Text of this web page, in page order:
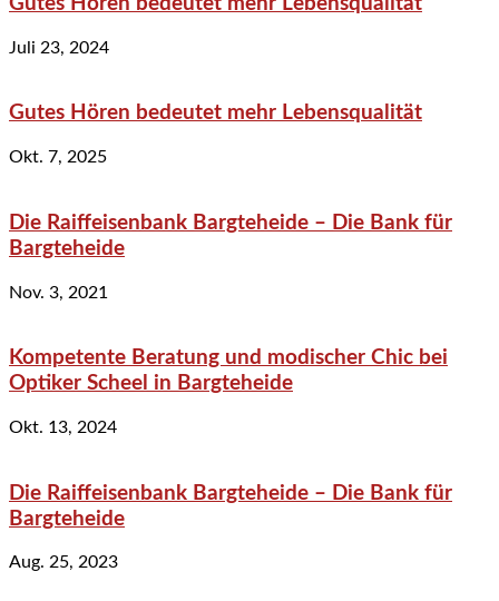
Juli 23, 2024
Gutes Hören bedeutet mehr Lebensqualität
Okt. 7, 2025
Die Raiffeisenbank Bargteheide – Die Bank für
Bargteheide
Nov. 3, 2021
Kompetente Beratung und modischer Chic bei
Optiker Scheel in Bargteheide
Okt. 13, 2024
Die Raiffeisenbank Bargteheide – Die Bank für
Bargteheide
Aug. 25, 2023